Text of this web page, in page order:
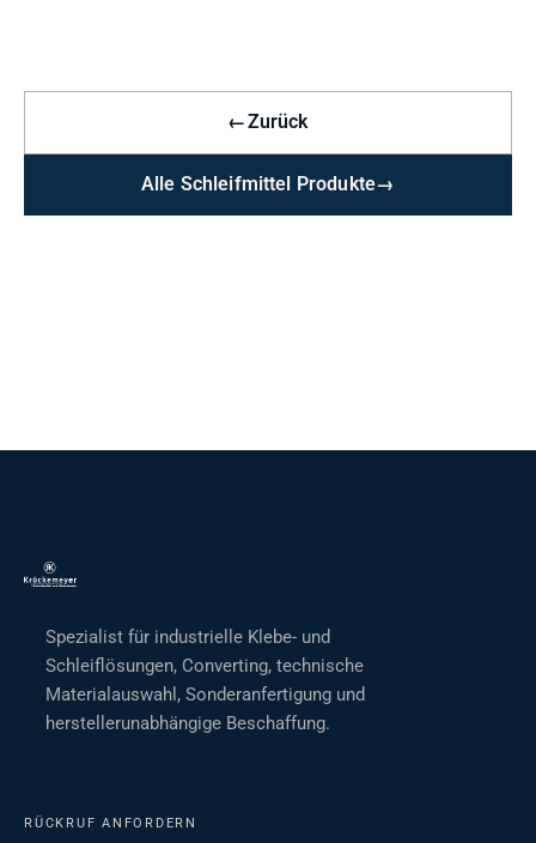
←Zurück
Alle Schleifmittel Produkte→
Spezialist für industrielle Klebe- und
Schleiflösungen, Converting, technische
Materialauswahl, Sonderanfertigung und
herstellerunabhängige Beschaffung.
RÜCKRUF ANFORDERN